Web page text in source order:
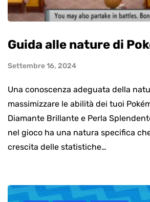
Guida alle nature di
Settembre 16, 2024
Una conoscenza adeguata della
massimizzare le abilità dei tuoi
Diamante Brillante e Perla
nel gioco ha una natura specifica
crescita delle statistiche…